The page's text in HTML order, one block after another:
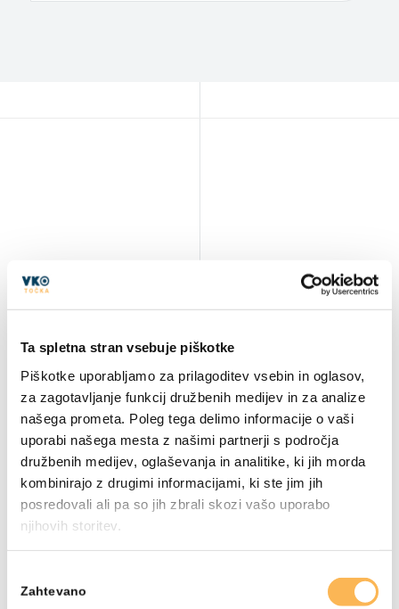
Ta spletna stran vsebuje piškotke
Piškotke uporabljamo za prilagoditev vsebin in oglasov,
za zagotavljanje funkcij družbenih medijev in za analize
našega prometa. Poleg tega delimo informacije o vaši
uporabi našega mesta z našimi partnerji s področja
družbenih medijev, oglaševanja in analitike, ki jih morda
kombinirajo z drugimi informacijami, ki ste jim jih
posredovali ali pa so jih zbrali skozi vašo uporabo
njihovih storitev.
soglasja
Zahtevano